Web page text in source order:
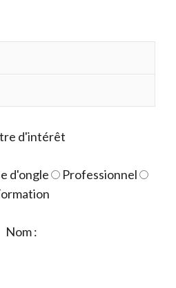
d'intérêt
d'ongle
Professionnel
Nom :